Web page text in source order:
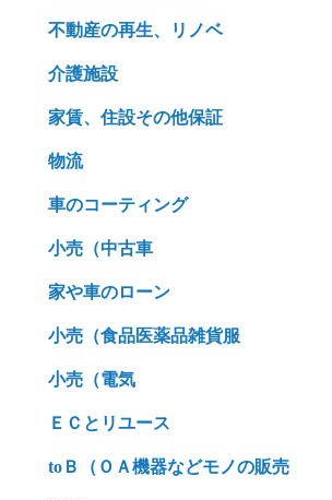
不動産の再生、リノベ
介護施設
家賃、住設その他保証
物流
車のコーティング
小売（中古車
家や車のローン
小売（食品医薬品雑貨服
小売（電気
ＥＣとリユース
toＢ（ＯＡ機器などモノの販売